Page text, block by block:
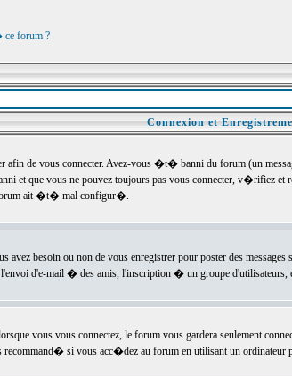
forum ?
Connexion et
de vous connecter. Avez-vous �t� banni du forum (un
et que vous ne pouvez toujours pas vous connecter, v�rifiez
forum ait �t� mal configur�.
besoin ou non de vous enregistrer pour poster des
d'e-mail � des amis, l'inscription � un groupe d'utilisateurs,
vous vous connectez, le forum vous gardera seulement
recommand� si vous acc�dez au forum en utilisant un